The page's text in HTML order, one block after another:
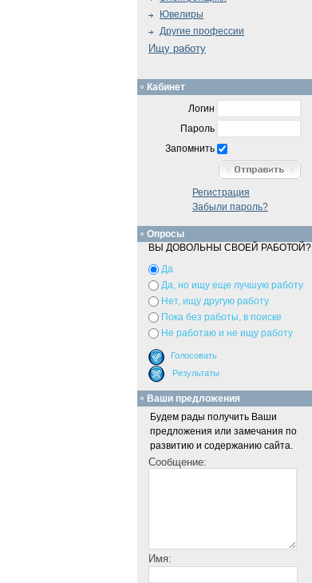
Ювелиры
Другие профессии
Ищу работу
Кабинет
Логин
Пароль
Запомнить
Регистрация
Забыли пароль?
Опросы
ВЫ ДОВОЛЬНЫ СВОЕЙ РАБОТОЙ?
Да
Да, но ищу еще лучшую работу
Нет, ищу другую работу
Пока без работы, в поиске
Не работаю и не ищу работу
Ваши предложения
Будем рады получить Ваши
предложения или замечания по
развитию и содержанию сайта.
Сообщение:
Имя: